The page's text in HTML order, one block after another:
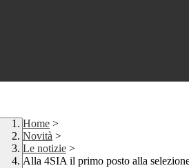
Home >
Novità >
Le notizie >
Alla 4SIA il primo posto alla